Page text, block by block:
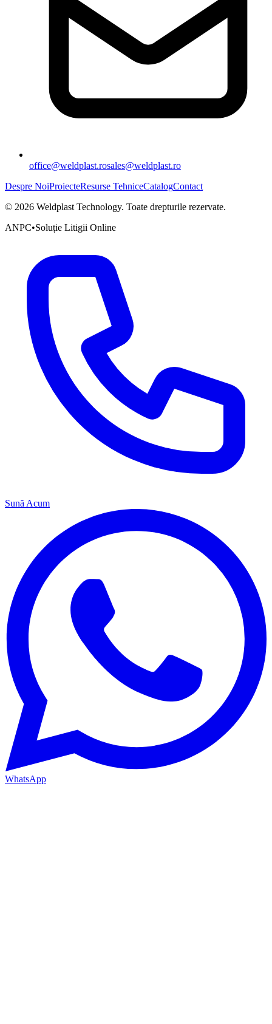
office@weldplast.rosales@weldplast.ro
Despre NoiProiecteResurse TehniceCatalogContact
© 2026 Weldplast Technology. Toate drepturile rezervate.
ANPC•Soluție Litigii Online
Sună Acum
WhatsApp